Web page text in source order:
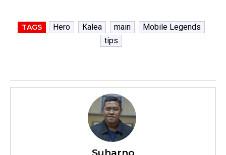
TAGS Hero Kalea main
Mobile Legends
tips